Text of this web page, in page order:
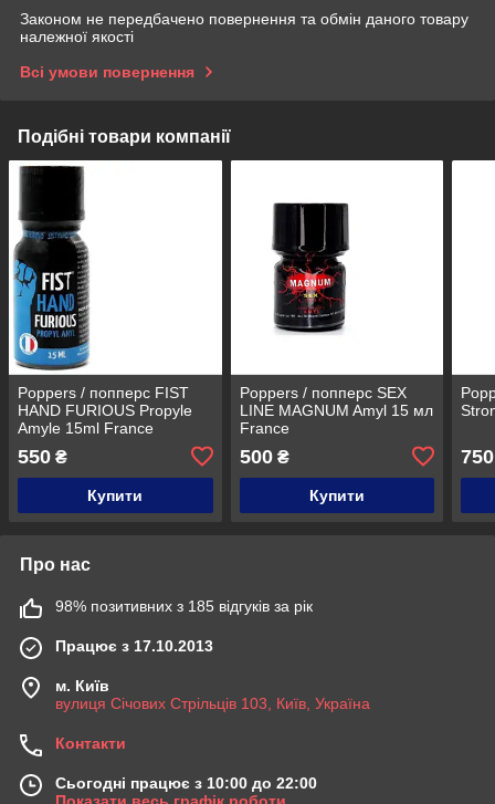
Законом не передбачено повернення та обмін даного товару
належної якості
Всі умови повернення
Подібні товари компанії
Poppers / попперс FIST
HAND FURIOUS Propyle
Amyle 15ml France
550 ₴
Купити
Poppers / попперс SEX
LINE MAGNUM Amyl 15 мл
France
500₴
Купити
750
Про нас
98% позитивних з 185 відгуків за рік
Працює з 17.10.2013
м. Київ
вулиця Січових Стрільців 103, Київ, Україна
Контакти
Сьогодні працює з 10:00 до 22:00